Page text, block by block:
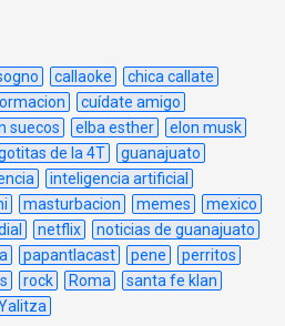
callaoke
chica callate
cuídate amigo
suecos elba esther
elon musk
de la 4T
guanajuato
inteligencia artificial
masturbacion memes
mexico
netflix
noticias de guanajuato
papantlacast pene
perritos
rock Roma
santa fe klan